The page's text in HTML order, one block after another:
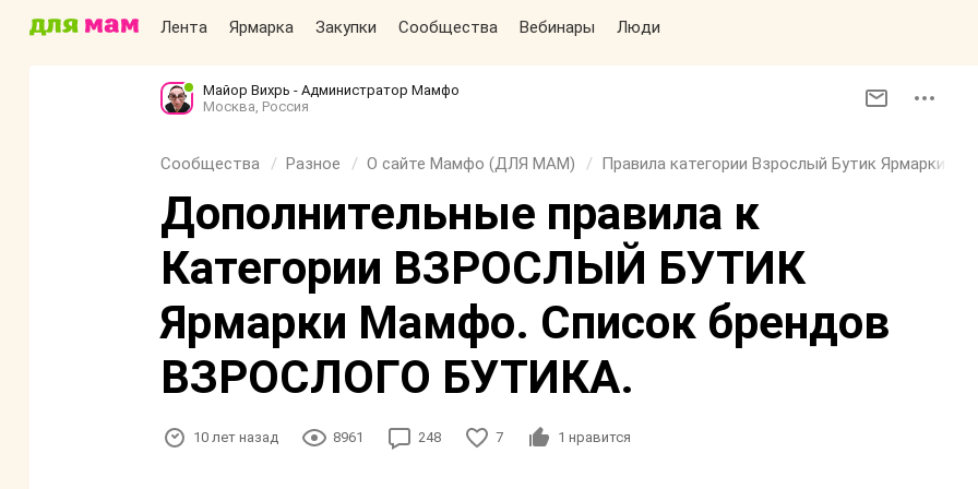
Лента Ярмарка Закупки Сообщества Вебинары Люди
Майор Вихрь - Администратор Мамфо
Москва, Россия
Сообщества Разное О сайте Мамфо (ДЛЯ МАМ) Правила категории Взрослый Бутик Ярмарки
Дополнительные правила к
Категории ВЗРОСЛЫЙ БУТИК
Ярмарки Мамфо. Список брендов
ВЗРОСЛОГО БУТИКА.
10 лет назад 8961 248 7 1 нравится